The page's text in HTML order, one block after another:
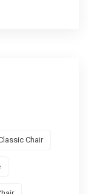
Chair